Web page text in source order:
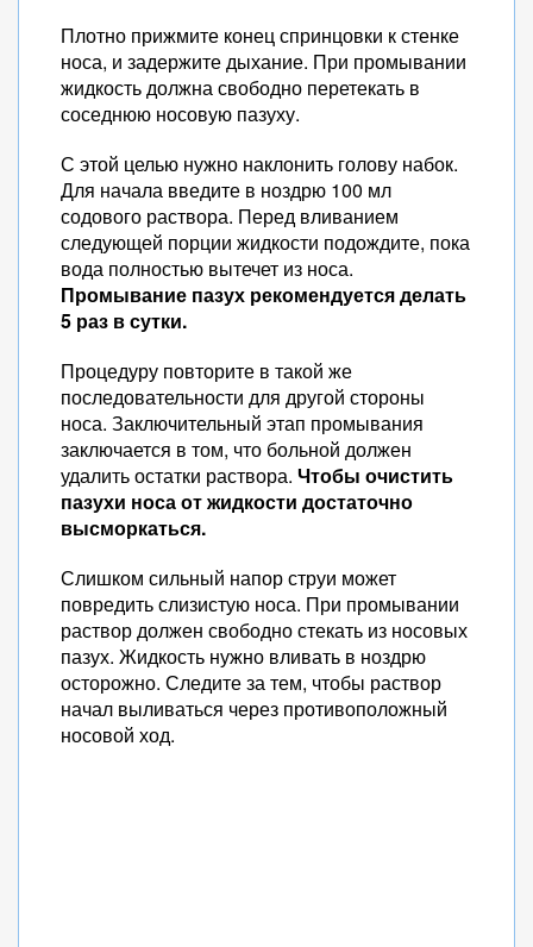
Плотно прижмите конец спринцовки к стенке
носа, и задержите дыхание. При промывании
жидкость должна свободно перетекать в
соседнюю носовую пазуху.
С этой целью нужно наклонить голову набок.
Для начала введите в ноздрю 100 мл
содового раствора. Перед вливанием
следующей порции жидкости подождите, пока
вода полностью вытечет из носа.
Промывание пазух рекомендуется делать
5 раз в сутки.
Процедуру повторите в такой же
последовательности для другой стороны
носа. Заключительный этап промывания
заключается в том, что больной должен
удалить остатки раствора. Чтобы очистить
пазухи носа от жидкости достаточно
высморкаться.
Слишком сильный напор струи может
повредить слизистую носа. При промывании
раствор должен свободно стекать из носовых
пазух. Жидкость нужно вливать в ноздрю
осторожно. Следите за тем, чтобы раствор
начал выливаться через противоположный
носовой ход.